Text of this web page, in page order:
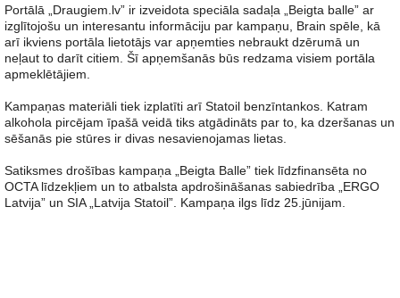
Portālā „Draugiem.lv” ir izveidota speciāla sadaļa „Beigta balle” ar
izglītojošu un interesantu informāciju par kampaņu, Brain spēle, kā
arī ikviens portāla lietotājs var apņemties nebraukt dzērumā un
neļaut to darīt citiem. Šī apņemšanās būs redzama visiem portāla
apmeklētājiem.
Kampaņas materiāli tiek izplatīti arī Statoil benzīntankos. Katram
alkohola pircējam īpašā veidā tiks atgādināts par to, ka dzeršanas un
sēšanās pie stūres ir divas nesavienojamas lietas.
Satiksmes drošības kampaņa „Beigta Balle” tiek līdzfinansēta no
OCTA līdzekļiem un to atbalsta apdrošināšanas sabiedrība „ERGO
Latvija” un SIA „Latvija Statoil”. Kampaņa ilgs līdz 25.jūnijam.